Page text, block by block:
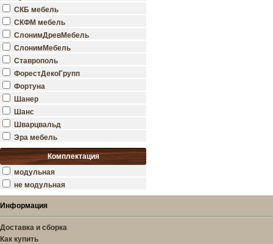
СКБ мебель
СКФМ мебель
СлонимДревМебель
СлонимМебель
Ставрополь
ФорестДекоГрупп
Фортуна
Шанер
Шанс
Шварцвальд
Эра мебель
Комплектация
модульная
не модульная
Информация
Доставка и сборка
Как купить